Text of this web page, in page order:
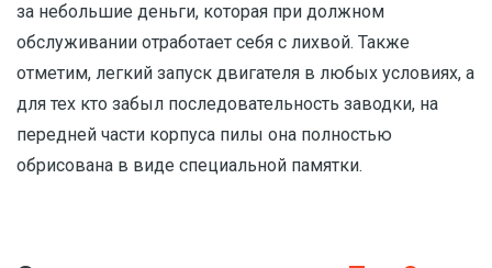
за небольшие деньги, которая при должном
обслуживании отработает себя с лихвой. Также
отметим, легкий запуск двигателя в любых условиях, а
для тех кто забыл последовательность заводки, на
передней части корпуса пилы она полностью
обрисована в виде специальной памятки.